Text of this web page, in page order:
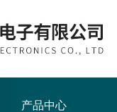
产品中心